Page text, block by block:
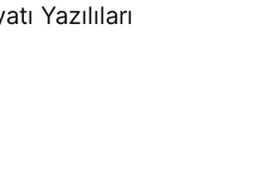
Yazılıları